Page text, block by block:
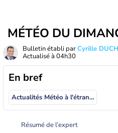
MÉTÉO DU
Bulletin établi parCyrille
Actualisé à 04h30
En bref
Actualités Météo à l'étranger
Résumé de l’expert